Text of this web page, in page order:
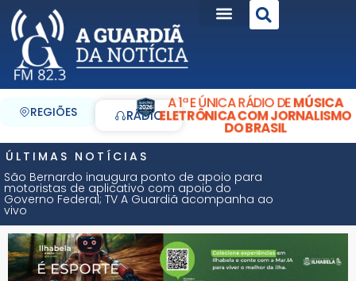
REGIÕES RÁDIO
A 1ª E ÚNICA RÁDIO DEMÚSICA
ELETRÔNICA COM JORNALISMO
DO BRASIL
ÚLTIMAS NOTÍCIAS
São Bernardo inaugura ponto de apoio para
motoristas de aplicativo com apoio do
Governo Federal; TV A Guardiã acompanha ao
vivo